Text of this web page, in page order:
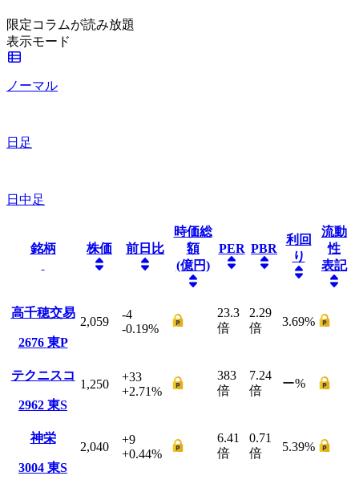
限定コラムが読み放題
表示モード
ノーマル
日足
日中足
銘柄 株価 前日比
時価総
額
(億円)
PER PBR
利回
り
流動
性
表記
高千穂交易
2676 東P
2,059
-4
-0.19%
23.3
倍
2.29
倍
3.69%
テクニスコ
2962 東S
1,250
+33
+2.71%
383
倍
7.24
倍
ー%
神栄
3004 東S
2,040
+9
+0.44%
6.41
倍
0.71
倍
5.39%